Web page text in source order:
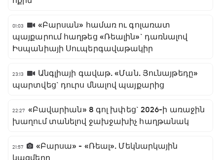
01:03
«Բարսան» համառ ու գոլառատ
պայքարում հաղթեց «Ռեալին»` դառնալով
Իսպանիայի Սուպերգավաթակիր
23:13
Անգլիայի գավաթ. «Ման. Յունայթեդը»
պարտվեց` դուրս մնալով պայքարից
22:27 «Բավարիան» 8 գոլ խփեց` 2026-ի առաջին
խաղում տանելով ջախջախիչ հաղթանակ
21:57
«Բարսա» - «Ռեալ». Մեկնարկային
կազմերը